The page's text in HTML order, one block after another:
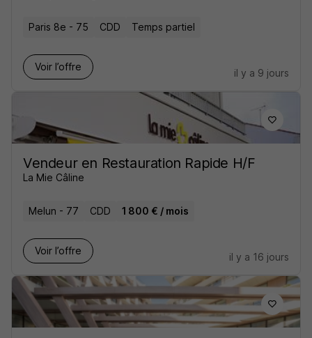
Paris 8e - 75 CDD Temps partiel
Voir l’offre
il y a 9 jours
Vendeur en Restauration Rapide H/F
La Mie Câline
Melun - 77 CDD 1 800 € / mois
Voir l’offre
il y a 16 jours